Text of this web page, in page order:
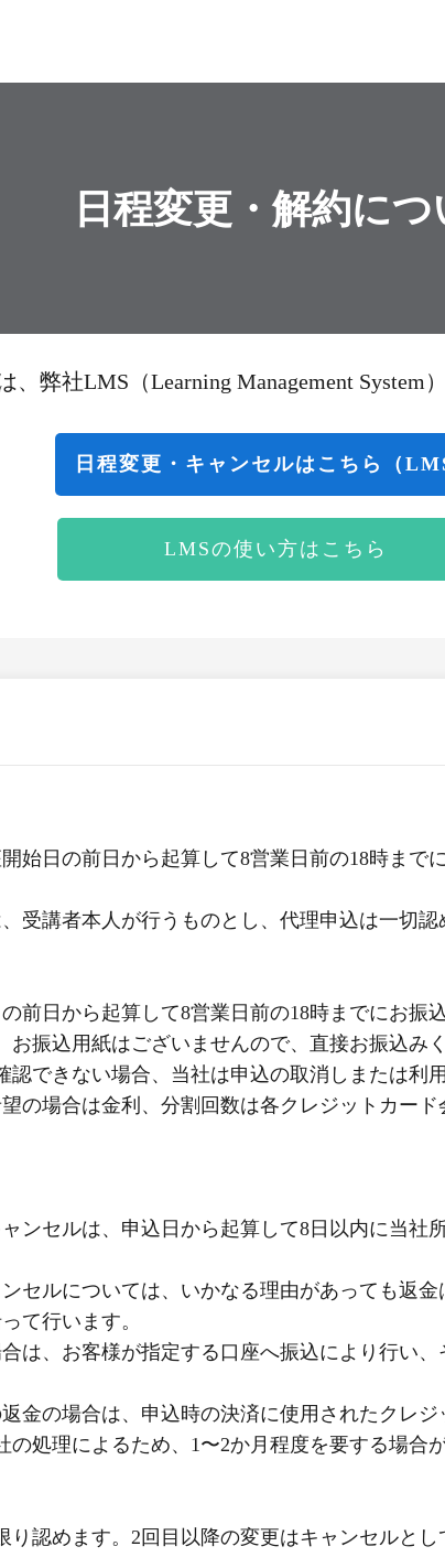
日程変更・解約につ
弊社LMS（Learning Management System
日程変更・キャンセルはこちら（
LMSの使い方はこちら
始日の前日から起算して8営業日前の18時まで
受講者本人が行うものとし、代理申込は一切認
前日から起算して8営業日前の18時までにお振
お振込用紙はございませんので、直接お振込み
認できない場合、当社は申込の取消しまたは利
の場合は金利、分割回数は各クレジットカー
ンセルは、申込日から起算して8日以内に当社
セルについては、いかなる理由があっても返金
て行います。
合は、お客様が指定する口座へ振込により行い
金の場合は、申込時の決済に使用されたクレ
処理によるため、1〜2か月程度を要する場合が
り認めます。2回目以降の変更はキャンセルと